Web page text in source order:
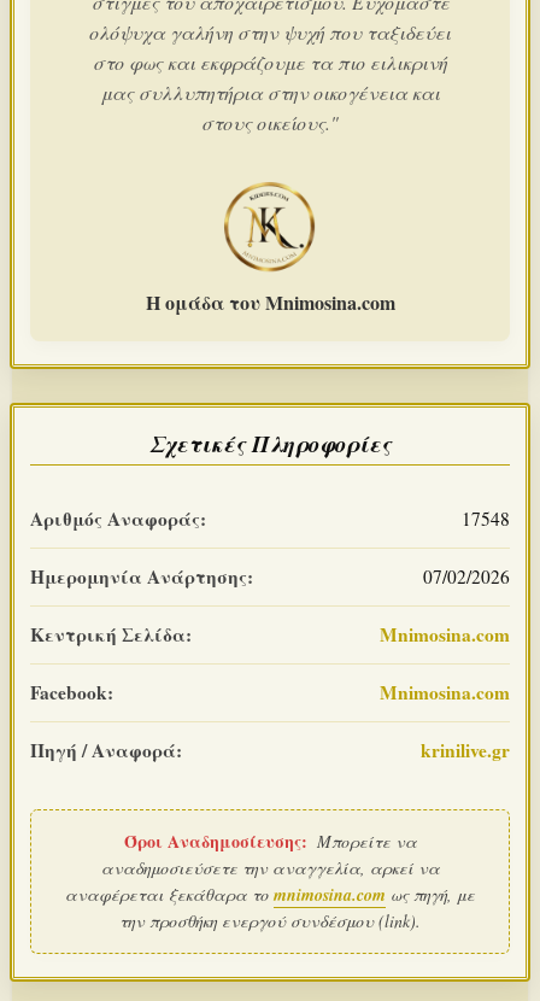
ολόψυχα γαλήνη στην ψυχή που ταξιδεύει
στο φως και εκφράζουμε τα πιο ειλικρινή
μας συλλυπητήρια στην οικογένεια και
στους οικείους."
Η ομάδα του Mnimosina.com
Σχετικές Πληροφορίες
Αριθμός Αναφοράς: 17548
Ημερομηνία Ανάρτησης: 07/02/2026
Κεντρική Σελίδα: Mnimosina.com
Facebook: Mnimosina.com
Πηγή / Αναφορά: krinilive.gr
Όροι Αναδημοσίευσης: Μπορείτε να
αναδημοσιεύσετε την αναγγελία, αρκεί να
αναφέρεται ξεκάθαρα το mnimosina.com ως πηγή, με
την προσθήκη ενεργού συνδέσμου (link).